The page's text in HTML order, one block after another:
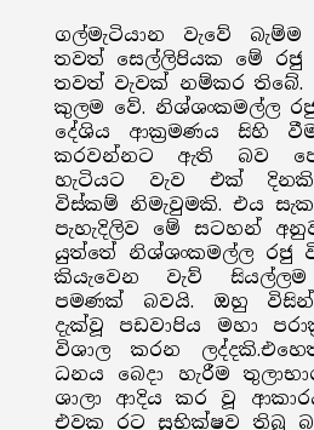
ගල්මැටියාන වැවේ
තවත් සෙල්ලිපියක මේ රජු
තවත් වැවක් නම්කර
කුලම වේ. නිශ්ශංකමල්ල
දේශිය ආක්‍රමණය සිහි
කරවන්නට ඇති බව
හැටියට වැව එක්
විස්කම් නිමැවුමකි. එය
පැහැදිලිව මේ සටහන්
යුත්තේ නිශ්ශංකමල්ල රජු
කියැවෙන වැව් සියල්ලම
පමණක් බවයි. ඔහු
දැක්වූ පඩවාපිය මහා
විශාල කරන
ධනය බෙදා හැරීම
ශාලා ආදිය කර වූ
එවක රට සුභික්ෂව තිබූ